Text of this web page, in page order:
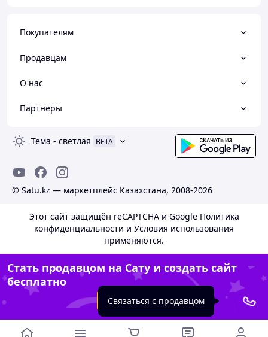
Покупателям
Продавцам
О нас
Партнеры
Тема - светлая BETA
© Satu.kz — маркетплейс Казахстана, 2008-2026
Этот сайт защищён reCAPTCHA и Google Политика
конфиденциальности и Условия использования
применяются.
Стать продавцом на Сату и создать сайт
бесплатно
Создать сайт
Связаться с продавцом